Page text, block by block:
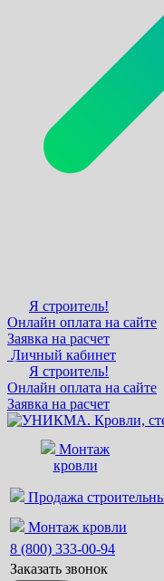
Я строитель!
Онлайн оплата на сайте
Заявка на расчет
Личный кабинет
Я строитель!
Онлайн оплата на сайте
Заявка на расчет
Монтаж
кровли
Продажа
Монтаж кровли
8 (800) 333-00-94
Заказать звонок